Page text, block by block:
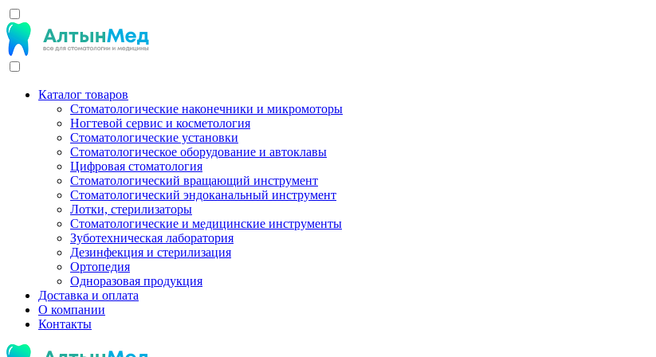
Каталог товаров
Стоматологические наконечники и микромоторы
Ногтевой сервис и косметология
Стоматологические установки
Стоматологическое оборудование и автоклавы
Цифровая стоматология
Стоматологический вращающий инструмент
Стоматологический эндоканальный инструмент
Лотки, стерилизаторы
Стоматологические и медицинские инструменты
Зуботехническая лаборатория
Дезинфекция и стерилизация
Ортопедия
Одноразовая продукция
Доставка и оплата
О компании
Контакты